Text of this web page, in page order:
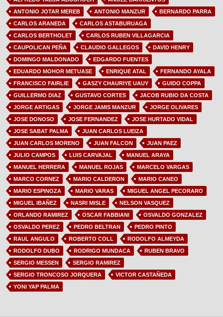
ANTONIO JOTAR MEREB
ANTONIO MANZUR
BERNARDO PARRA
CARLOS ARANEDA
CARLOS ASTABURUAGA
CARLOS BERTHOLET
CARLOS RUBEN VILLAGARCIA
CAUPOLICAN PEÑA
CLAUDIO GALLEGOS
DAVID HENRY
DOMINGO MALDONADO
EDGARDO FUENTES
EDUARDO MOHOR METUASE
ENRIQUE ATAL
FERNANDO AYALA
FRANCISCO FAIRLIE
GASZY CHAURIYE UAUY
GUIDO COPPA
GUILLERMO DIAZ
GUSTAVO CORTES
JACOB RUBIO DA COSTA
JORGE ARTIGAS
JORGE JAMIS MANZUR
JORGE OLIVARES
JOSE DONOSO
JOSE FERNANDEZ
JOSE HURTADO VIDAL
JOSE SABAT PALMA
JUAN CARLOS LUEIZA
JUAN CARLOS MORENO
JUAN FALCON
JUAN PAEZ
JULIO CAMPOS
LUIS CARVAJAL
MANUEL ARAYA
MANUEL HERRERA
MANUEL ROJAS
MARCELO VARGAS
MARCO CORNEZ
MARIO CALDERON
MARIO CANEO
MARIO ESPINOZA
MARIO VARAS
MIGUEL ANGEL PECORARO
MIGUEL IBAÑEZ
NASRI MISLE
NELSON VASQUEZ
ORLANDO RAMIREZ
OSCAR FABBIANI
OSVALDO GONZALEZ
OSVALDO PEREZ
PEDRO BELTRAN
PEDRO PINTO
RAUL ANGULO
ROBERTO COLL
RODOLFO ALMEYDA
RODOLFO DUBO
RODRIGO MUNDACA
RUBEN BRAVO
SERGIO MESSEN
SERGIO RAMIREZ
SERGIO TRONCOSO JORQUERA
VICTOR CASTAÑEDA
YONI YAP PALMA